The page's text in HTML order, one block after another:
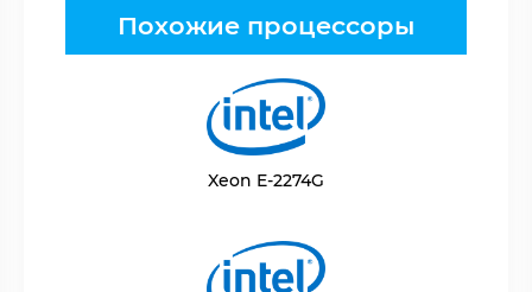
Похожие процессоры
Xeon E-2274G